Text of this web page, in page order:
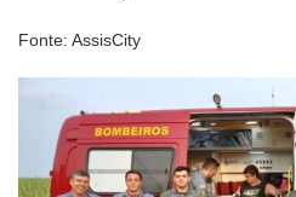
Fonte: AssisCity